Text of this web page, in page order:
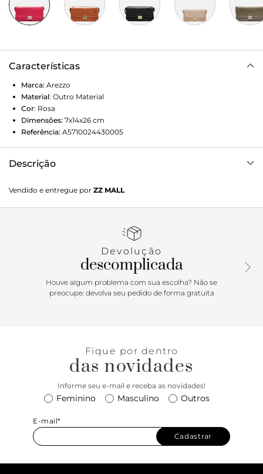
Características
Marca: Arezzo
Material: Outro Material
Cor: Rosa
Dimensões: 7x14x26 cm
Referência: A5710024430005
Descrição
Vendido e entregue por ZZ MALL
Devolução
descomplicada
Houve algum problema com sua escolha? Não se
preocupe: devolva seu pedido de forma gratuita
Fique por dentro
das novidades
Informe seu e-mail e receba as novidades!
Feminino Masculino Outros
E-mail*
Cadastrar